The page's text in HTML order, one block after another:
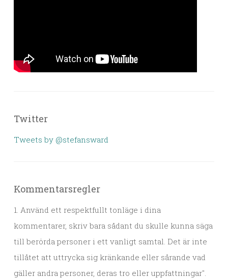
Twitter
Tweets by @stefansward
Kommentarsregler
1. Använd ett respektfullt tonläge i dina
kommentarer, skriv bara sådant du skulle kunna säga
till berörda personer i ett vanligt samtal. Det är inte
tillåtet att uttrycka sig kränkande eller sårande vad
gäller andra personer, deras tro eller uppfattningar".